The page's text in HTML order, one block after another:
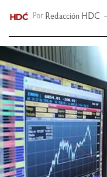
Por Redacción HDC